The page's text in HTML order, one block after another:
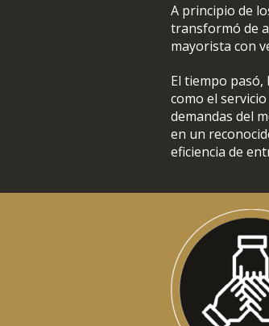
A principio de
transformó de
mayorista con
El tiempo
como el
demandas del
en un
eficiencia de